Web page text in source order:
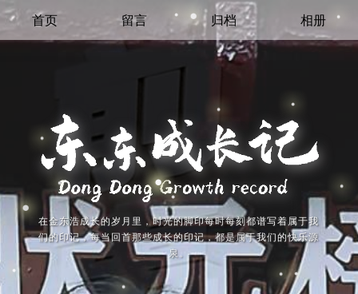
首页 留言 归档 相册
在金东浩成长的岁月里，时光的脚印每时每刻都谱写着属于我
们的印记，每当回首那些成长的印记，都是属于我们的快乐源
泉。